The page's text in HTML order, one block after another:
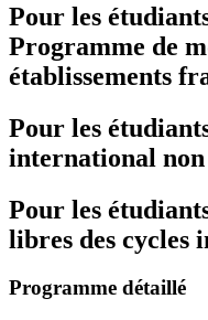
Pour les
Programme de
établissements
Pour les
international
Pour les
libres des cycles
Programme détaillé